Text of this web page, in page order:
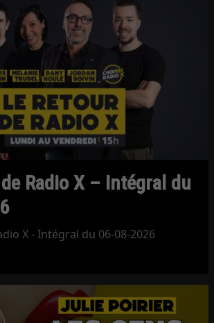
Radio X – Intégral du
X - Intégral du 06-08-2026